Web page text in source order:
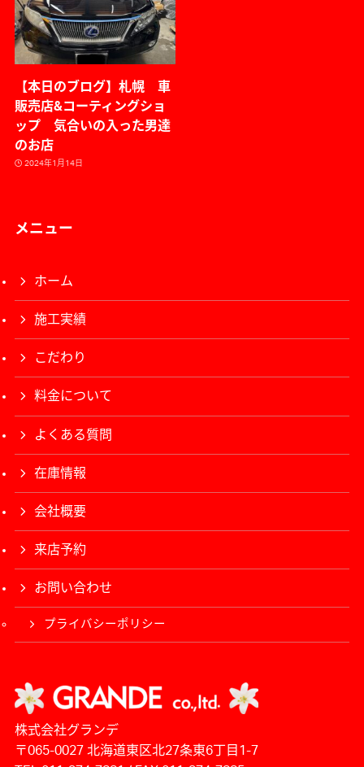
【本日のブログ】札幌 車
販売店&コーティングショ
ップ 気合いの入った男達
のお店
2024年1月14日
メニュー
ホーム
施工実績
こだわり
料金について
よくある質問
在庫情報
会社概要
来店予約
お問い合わせ
プライバシーポリシー
株式会社グランデ
〒065-0027 北海道東区北27条東6丁目1-7